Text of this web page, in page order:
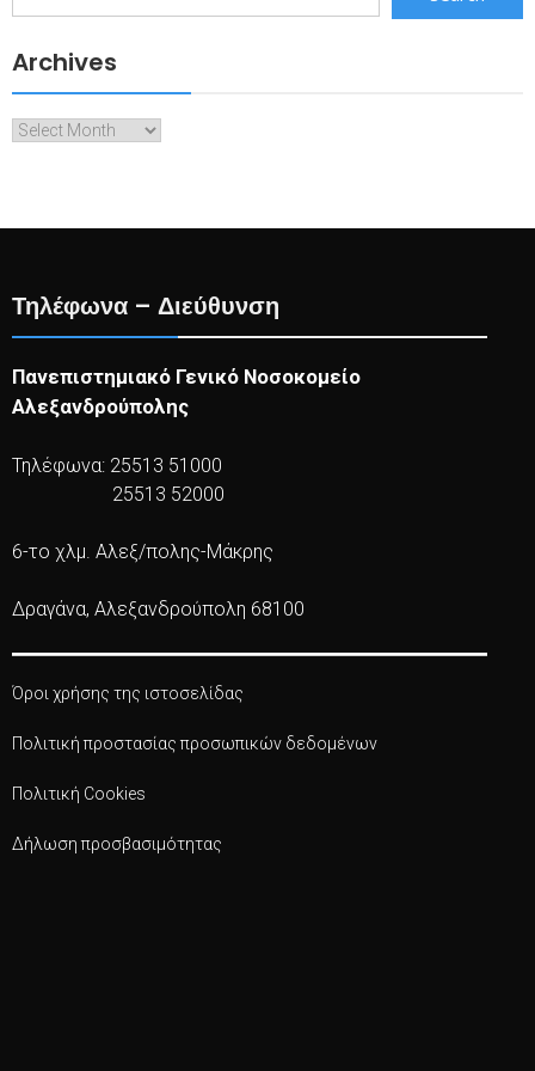
Archives
Archives
Τηλέφωνα – Διεύθυνση
Πανεπιστημιακό Γενικό Νοσοκομείο
Αλεξανδρούπολης
Τηλέφωνα: 25513 51000
25513 52000
6-το χλμ. Αλεξ/πολης-Μάκρης
Δραγάνα, Αλεξανδρούπολη 68100
Όροι χρήσης της ιστοσελίδας
Πολιτική προστασίας προσωπικών δεδομένων
Πολιτική Cookies
Δήλωση προσβασιμότητας